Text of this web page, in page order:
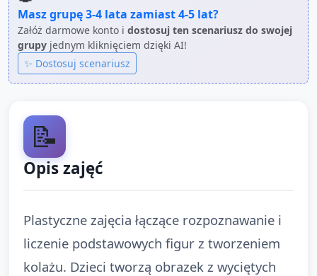
Masz grupę3-4 lata zamiast4-5 lat?
Załóż darmowe konto i dostosuj ten scenariusz do swojej
grupy jednym kliknięciem dzięki AI!
✨ Dostosuj scenariusz
📝
Opis zajęć
Plastyczne zajęcia łączące rozpoznawanie i
liczenie podstawowych figur z tworzeniem
kolażu. Dzieci tworzą obrazek z wyciętych